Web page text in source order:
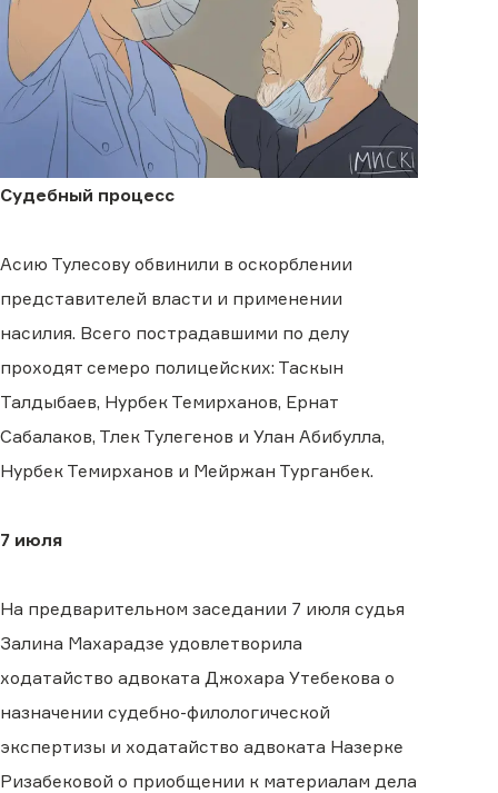
Судебный процесс
Асию Тулесову обвинили в оскорблении
представителей власти и применении
насилия. Всего пострадавшими по делу
проходят семеро полицейских: Таскын
Талдыбаев, Нурбек Темирханов, Ернат
Сабалаков, Тлек Тулегенов и Улан Абибулла,
Нурбек Темирханов и Мейржан Турганбек.
7 июля
На предварительном заседании 7 июля судья
Залина Махарадзе удовлетворила
ходатайство адвоката Джохара Утебекова о
назначении судебно-филологической
экспертизы и ходатайство адвоката Назерке
Ризабековой о приобщении к материалам дела